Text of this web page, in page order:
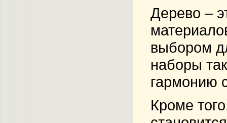
Дерево –
выбором
наборы
гармонию
Кроме